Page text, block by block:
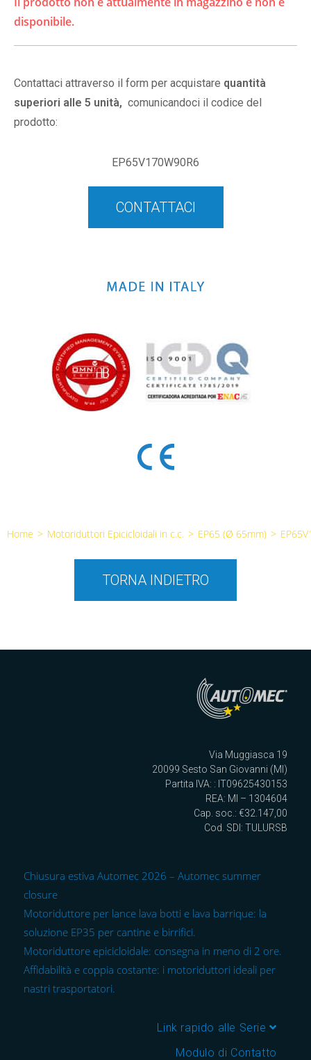
disponibile.
Contattaci attraverso il form per acquistare quantità
superiori alle 5 unità, comunicandoci il codice del
prodotto:
EP65V170W90R6
CONTATTACI
Home > Motoriduttori Epicicloidali in c.c. > EP65 (Ø 65mm) >
TORNA INDIETRO
Via Muggiasca 19
20099 Sesto San Giovanni (MI)
Partita IVA: : IT09625430153
REA: MI – 1304604
Cap. soc.: €32.147,00
Cod. SDI: TULURSB
Chiusura estiva Automec 2026 – Automec summer
closure
Motoriduttore per lance lava botti e lava barrique: la
soluzione EP35 per cantine e birrifici.
Motoriduttore epicicloidale: consegna in meno di 2 ore.
Affidabilità e coppia costante: i motoriduttori ideali per
nastri trasportatori.
Link rapido alle Serie
Modulo di Contatto